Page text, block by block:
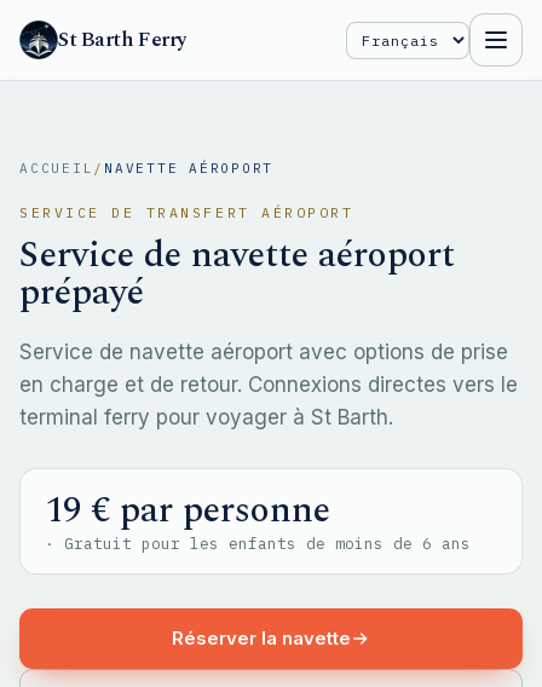
St Barth Ferry Select Language
ACCUEIL / NAVETTE AÉROPORT
SERVICE DE TRANSFERT AÉROPORT
Service de navette aéroport
prépayé
Service de navette aéroport avec options de prise
en charge et de retour. Connexions directes vers le
terminal ferry pour voyager à St Barth.
19 € par personne
· Gratuit pour les enfants de moins de 6 ans
Réserver la navette